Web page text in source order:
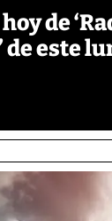
de
de este